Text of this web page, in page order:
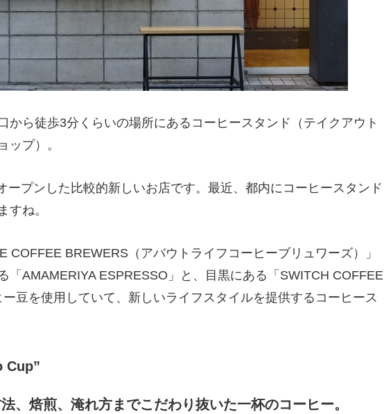
から徒歩3分くらいの場所にあるコーヒースタンド（テイクアウト
ップ）。
ープンした比較的新しいお店です。最近、都内にコーヒースタンド
すね。
COFFEE BREWERS（アバウトライフコーヒーブリュワーズ）」
「AMAMERIYA ESPRESSO」と、目黒にある「SWITCH COFFEE
豆を使用していて、新しいライフスタイルを提供するコーヒース
Cup”
、焙煎、淹れ方までこだわり抜いた一杯のコーヒー。